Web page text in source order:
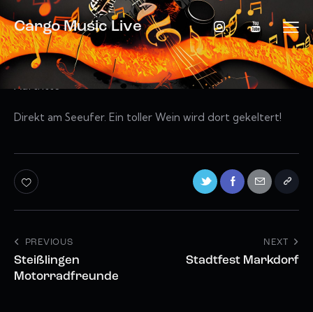
Cargo Music Live
Datum:25. August 2023
Uhrzeit: 19:00 - 22:00
Auftritte
Direkt am Seeufer. Ein toller Wein wird dort gekeltert!
PREVIOUS
Steißlingen
Motorradfreunde
NEXT
Stadtfest Markdorf